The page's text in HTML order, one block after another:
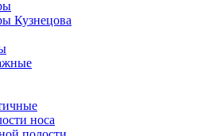
Кузнецова
носа